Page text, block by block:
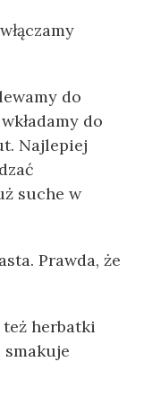
do
do
Najlepiej
suche w
Prawda, że
herbatki